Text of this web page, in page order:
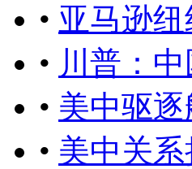
• 亚马逊
• 川普：
• 美中驱
• 美中关